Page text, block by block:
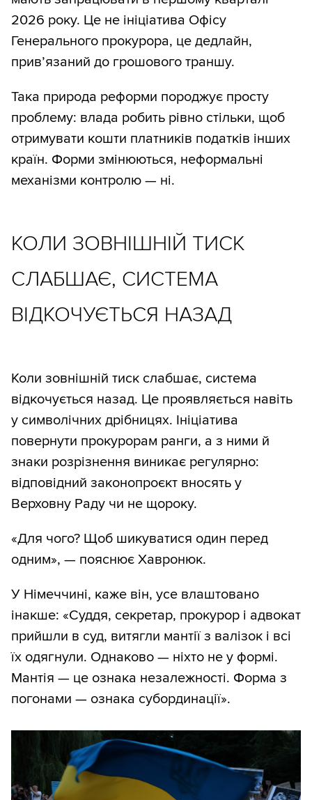
2026 року. Це не ініціатива Офісу
Генерального прокурора, це дедлайн,
прив’язаний до грошового траншу.
Така природа реформи породжує просту
проблему: влада робить рівно стільки, щоб
отримувати кошти платників податків інших
країн. Форми змінюються, неформальні
механізми контролю — ні.
КОЛИ ЗОВНІШНІЙ ТИСК
СЛАБШАЄ, СИСТЕМА
ВІДКОЧУЄТЬСЯ НАЗАД
Коли зовнішній тиск слабшає, система
відкочується назад. Це проявляється навіть
у символічних дрібницях. Ініціатива
повернути прокурорам ранги, а з ними й
знаки розрізнення виникає регулярно:
відповідний законопроєкт вносять у
Верховну Раду чи не щороку.
«Для чого? Щоб шикуватися один перед
одним», — пояснює Хавронюк.
У Німеччині, каже він, усе влаштовано
інакше: «Суддя, секретар, прокурор і адвокат
прийшли в суд, витягли мантії з валізок і всі
їх одягнули. Однаково — ніхто не у формі.
Мантія — це ознака незалежності. Форма з
погонами — ознака субординації».